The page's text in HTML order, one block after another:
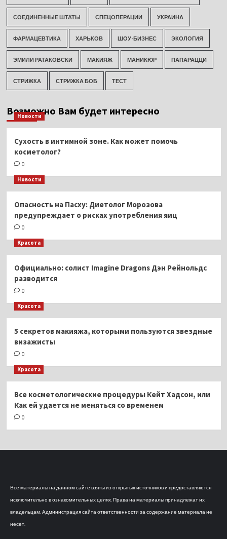
СОЕДИНЕННЫЕ ШТАТЫ СПЕЦОПЕРАЦИИ УКРАИНА
ФАРМАЦЕВТИКА ХАРЬКОВ ШОУ-БИЗНЕС ЭКОЛОГИЯ
ЭМИЛИ РАТАКОВСКИ МАКИЯЖ МАНИКЮР ПАПАРАЦЦИ
СТРИЖКА СТРИЖКА БОБ ТЕСТ
Возможно Вам будет интересно
Новости
Сухость в интимной зоне. Как может помочь
косметолог?
0
Новости
Опасность на Пасху: Диетолог Морозова
предупреждает о рисках употребления яиц
0
Красота
Официально: солист Imagine Dragons Дэн Рейнольдс
разводится
0
Красота
5 секретов макияжа, которыми пользуются звездные
визажисты
0
Красота
Все косметологические процедуры Кейт Хадсон, или
Как ей удается не меняться со временем
0
Все материалы на данном сайте взяты из открытых источников и предоставляются
исключительно в ознакомительных целях. Права на материалы принадлежат их
владельцам. Администрация сайта ответственности за содержание материала не
несет.